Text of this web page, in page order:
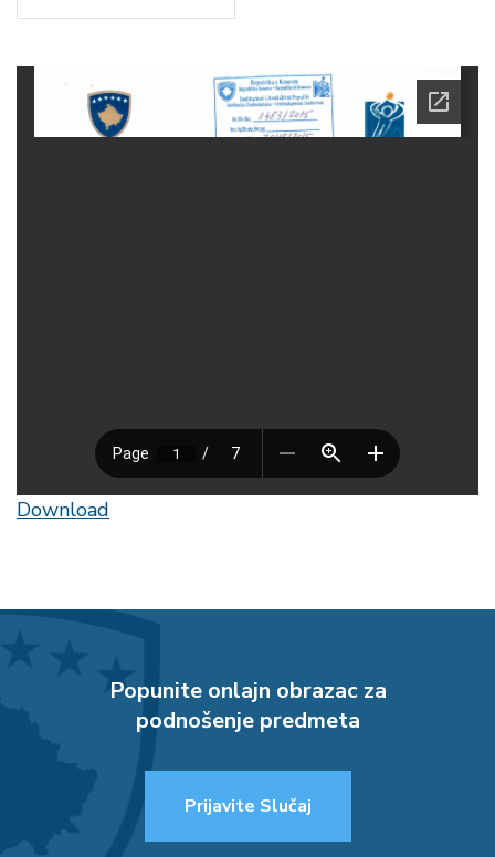
Download
Popunite onlajn obrazac za
podnošenje predmeta
Prijavite Slučaj